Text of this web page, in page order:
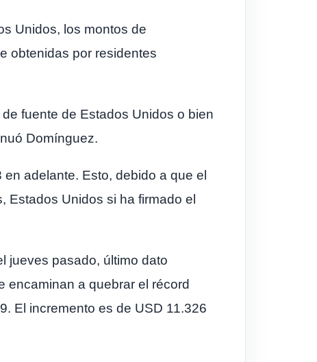
Unidos, los montos de
obtenidas por residentes
fuente de Estados Unidos o bien
Domínguez.
adelante. Esto, debido a que el
Estados Unidos si ha firmado el
jueves pasado, último dato
encaminan a quebrar el récord
El incremento es de USD 11.326